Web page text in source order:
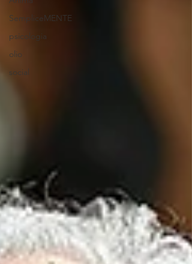
SempliceMENTE
psicologia
olio
social